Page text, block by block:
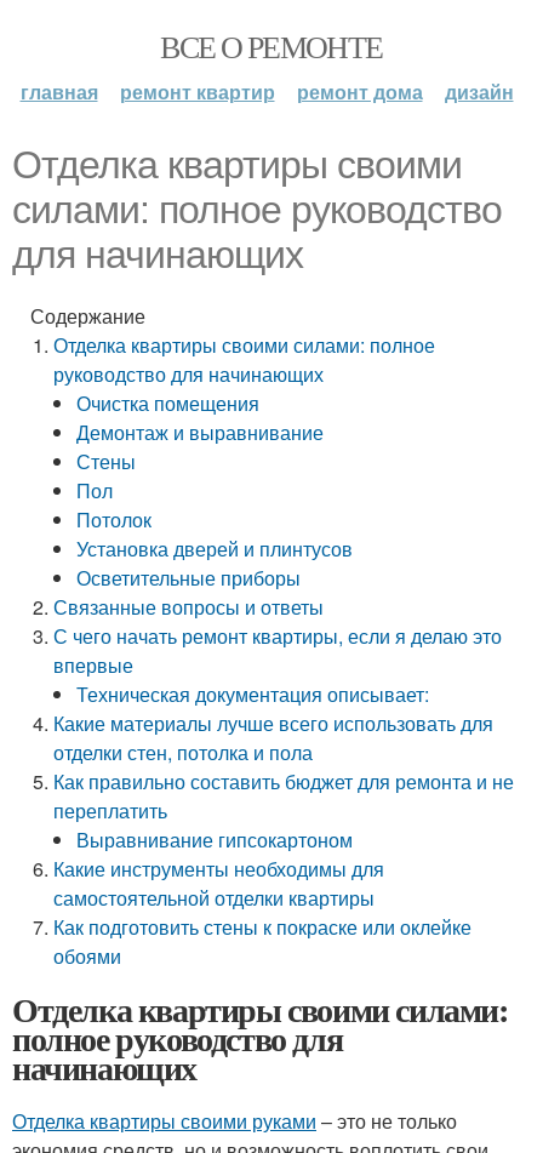
ВСЕ О РЕМОНТЕ
главная ремонт квартир ремонт дома дизайн
Отделка квартиры своими
силами: полное руководство
для начинающих
Содержание
Отделка квартиры своими силами: полное
руководство для начинающих
Очистка помещения
Демонтаж и выравнивание
Стены
Пол
Потолок
Установка дверей и плинтусов
Осветительные приборы
Связанные вопросы и ответы
С чего начать ремонт квартиры, если я делаю это
впервые
Техническая документация описывает:
Какие материалы лучше всего использовать для
отделки стен, потолка и пола
Как правильно составить бюджет для ремонта и не
переплатить
Выравнивание гипсокартоном
Какие инструменты необходимы для
самостоятельной отделки квартиры
Как подготовить стены к покраске или оклейке
обоями
Отделка квартиры своими силами:
полное руководство для
начинающих
Отделка квартиры своими руками – это не только